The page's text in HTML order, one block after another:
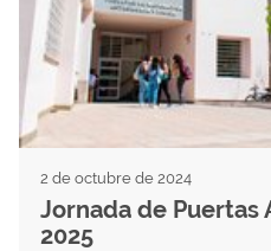
2 de octubre de 2024
Jornada de Puertas
2025